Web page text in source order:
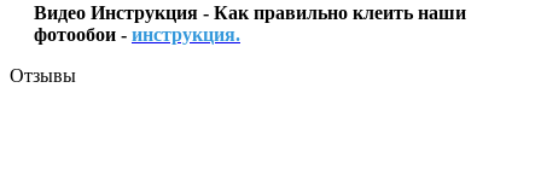
Видео Инструкция - Как правильно клеить наши
фотообои - инструкция.
Отзывы